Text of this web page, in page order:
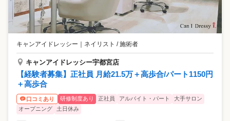
キャンアイドレッシー ｜ ネイリスト / 施術者
キャンアイドレッシー宇都宮店
【経験者募集】正社員 月給21.5万＋高歩合/パート1150円
＋高歩合
口コミあり 研修制度あり 正社員 アルバイト・パート
大手サロン
オープニング
土日休み